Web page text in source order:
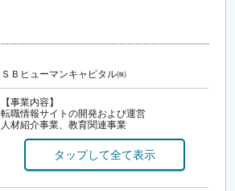
電話面談（10～15分）
最終学歴、他社様選考状況、志望動機など
フランクな雰囲気でお話しする場になりま
す。
▼
ご希望の運営企業様にご推薦
▼
ＳＢヒューマンキャピタル㈱
【事業内容】
転職情報サイトの開発および運営
人材紹介事業、教育関連事業
プロスポーツ選手のセカンドキャリア支援事業
地方創生支援事業